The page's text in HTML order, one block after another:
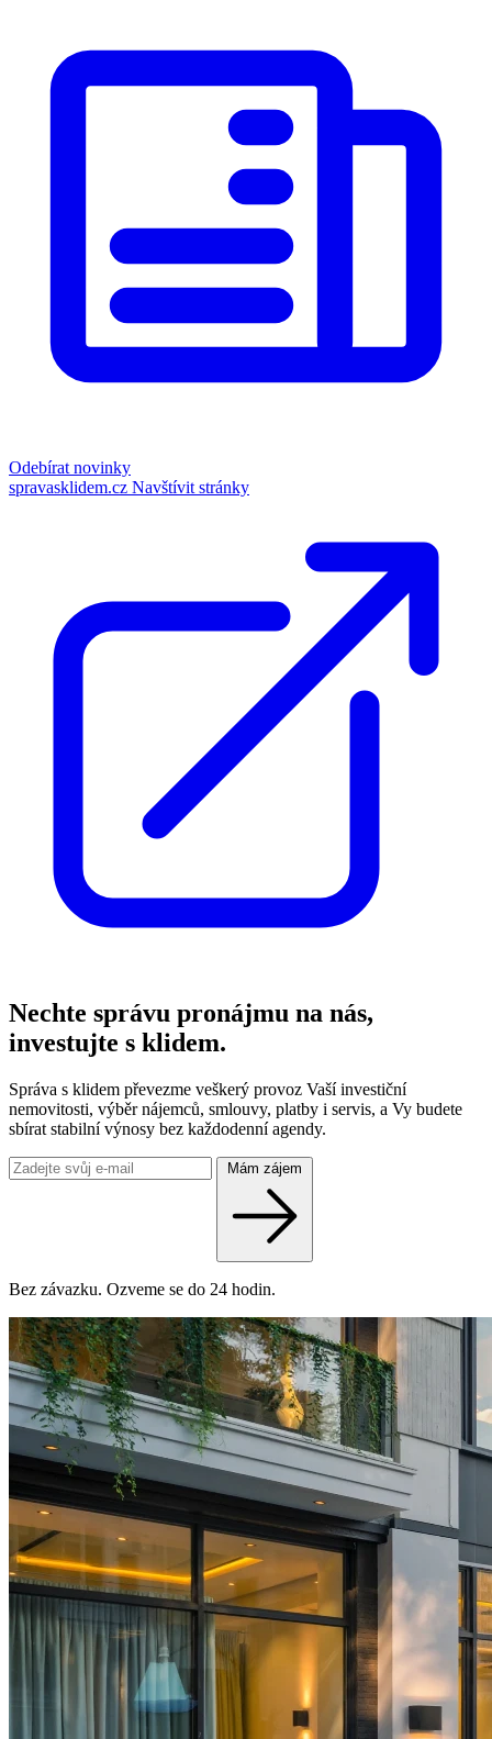
Odebírat novinky
spravasklidem.cz Navštívit stránky
Nechte správu pronájmu na nás,
investujte s klidem.
Správa s klidem převezme veškerý provoz Vaší investiční
nemovitosti, výběr nájemců, smlouvy, platby i servis, a Vy budete
sbírat stabilní výnosy bez každodenní agendy.
Mám zájem
Bez závazku. Ozveme se do 24 hodin.